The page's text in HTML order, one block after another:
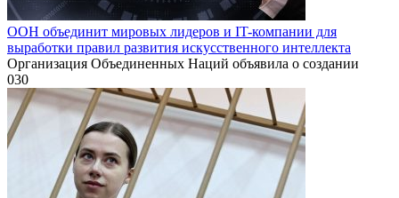
ООН объединит мировых лидеров и IT-компании для
выработки правил развития искусственного интеллекта
Организация Объединенных Наций объявила о создании
030